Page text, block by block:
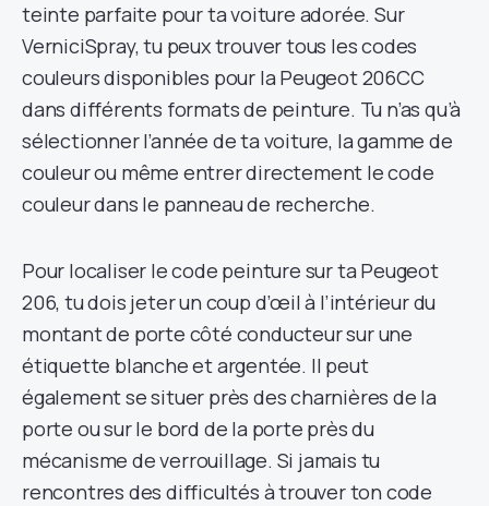
teinte parfaite pour ta voiture adorée. Sur
VerniciSpray, tu peux trouver tous les codes
couleurs disponibles pour la Peugeot 206CC
dans différents formats de peinture. Tu n’as qu’à
sélectionner l’année de ta voiture, la gamme de
couleur ou même entrer directement le code
couleur dans le panneau de recherche.
Pour localiser le code peinture sur ta Peugeot
206, tu dois jeter un coup d’œil à l’intérieur du
montant de porte côté conducteur sur une
étiquette blanche et argentée. Il peut
également se situer près des charnières de la
porte ou sur le bord de la porte près du
mécanisme de verrouillage. Si jamais tu
rencontres des difficultés à trouver ton code